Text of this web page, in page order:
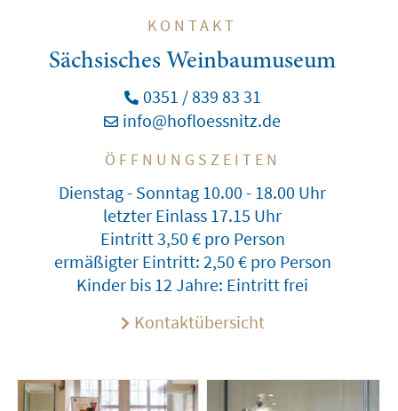
KONTAKT
Sächsisches Weinbaumuseum
0351 / 839 83 31
info@hofloessnitz.de
ÖFFNUNGSZEITEN
Dienstag - Sonntag 10.00 - 18.00 Uhr
letzter Einlass 17.15 Uhr
Eintritt 3,50 € pro Person
ermäßigter Eintritt: 2,50 € pro Person
Kinder bis 12 Jahre: Eintritt frei
Kontaktübersicht